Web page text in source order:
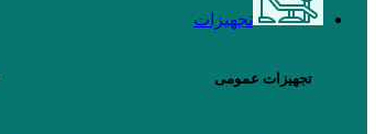
تجهیزات
تجهیزات عمومی